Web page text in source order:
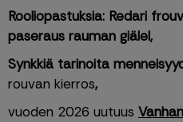
Rooliopastuksia: Redari
paseraus rauman giälel,
Synkkiä tarinoita
rouvan kierros,
vuoden 2026 uutuus